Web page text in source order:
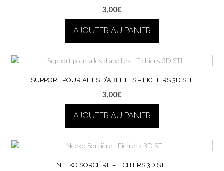
3,00€
AJOUTER AU PANIER
SUPPORT POUR AILES D’ABEILLES – FICHIERS 3D STL
3,00€
AJOUTER AU PANIER
NEEKO SORCIÈRE – FICHIERS 3D STL